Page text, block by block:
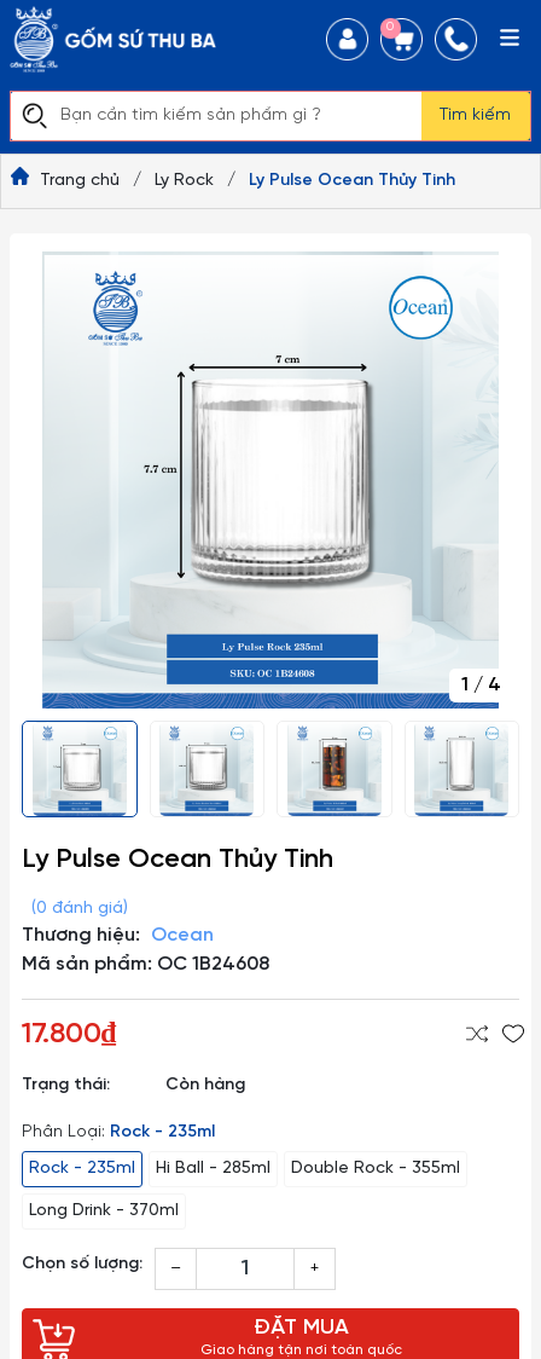
Tìm kiếm
0
Trang chủ / Ly Rock / Ly Pulse Ocean Thủy Tinh
1 / 4
Ly Pulse Ocean Thủy Tinh
(0 đánh giá)
Thương hiệu:
Ocean
Mã sản phẩm: OC 1B24608
17.800₫
Trạng thái: Còn hàng
Phân Loại: Rock - 235ml
Rock - 235ml
Hi Ball - 285ml Double Rock - 355ml
Long Drink - 370ml
Chọn số lượng: – +
ĐẶT MUA
Giao hàng tận nơi toàn quốc